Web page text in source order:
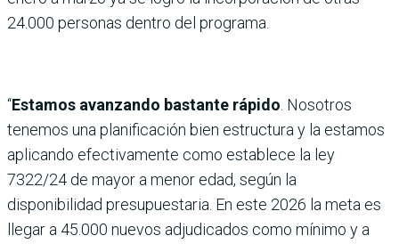
24.000 personas dentro del programa.
“Estamos avanzando bastante rápido . Nosotros
tenemos una planificación bien estructura y la estamos
aplicando efectivamente como establece la ley
7322/24 de mayor a menor edad, según la
disponibilidad presupuestaria. En este 2026 la meta es
llegar a 45.000 nuevos adjudicados como mínimo y a